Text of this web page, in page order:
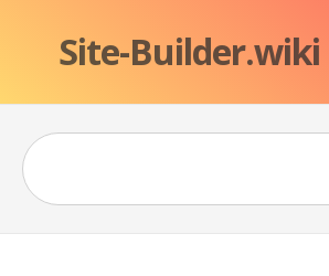
Site-Builder.wiki